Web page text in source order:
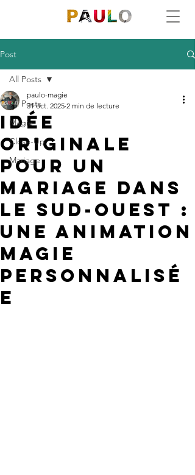
Post
All Posts
Magie
Close-Up
Mariage
All Posts
Idée
originale
pour un
mariage dans
le Sud-Ouest :
une animation
magie
personnalisé
e
paulo-magie
31 oct. 2025 2 min de lecture